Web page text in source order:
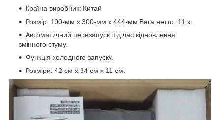
Країна виробник: Китай
Розмір: 100-мм x 300-мм x 444-мм Вага нетто: 11 кг.
Автоматичний перезапуск під час відновлення
змінного стуму.
Функція холодного запуску.
Розміри: 42 см х 34 см х 11 см.